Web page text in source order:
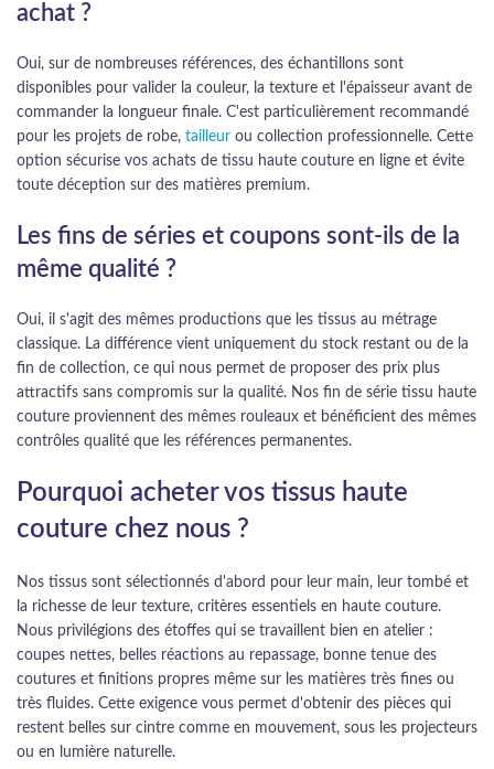
achat ?
Oui, sur de nombreuses références, des échantillons sont
disponibles pour valider la couleur, la texture et l'épaisseur avant de
commander la longueur finale. C'est particulièrement recommandé
pour les projets de robe, tailleur ou collection professionnelle. Cette
option sécurise vos achats de tissu haute couture en ligne et évite
toute déception sur des matières premium.
Les fins de séries et coupons sont-ils de la
même qualité ?
Oui, il s'agit des mêmes productions que les tissus au métrage
classique. La différence vient uniquement du stock restant ou de la
fin de collection, ce qui nous permet de proposer des prix plus
attractifs sans compromis sur la qualité. Nos fin de série tissu haute
couture proviennent des mêmes rouleaux et bénéficient des mêmes
contrôles qualité que les références permanentes.
Pourquoi acheter vos tissus haute
couture chez nous ?
Nos tissus sont sélectionnés d'abord pour leur main, leur tombé et
la richesse de leur texture, critères essentiels en haute couture.
Nous privilégions des étoffes qui se travaillent bien en atelier :
coupes nettes, belles réactions au repassage, bonne tenue des
coutures et finitions propres même sur les matières très fines ou
très fluides. Cette exigence vous permet d'obtenir des pièces qui
restent belles sur cintre comme en mouvement, sous les projecteurs
ou en lumière naturelle.